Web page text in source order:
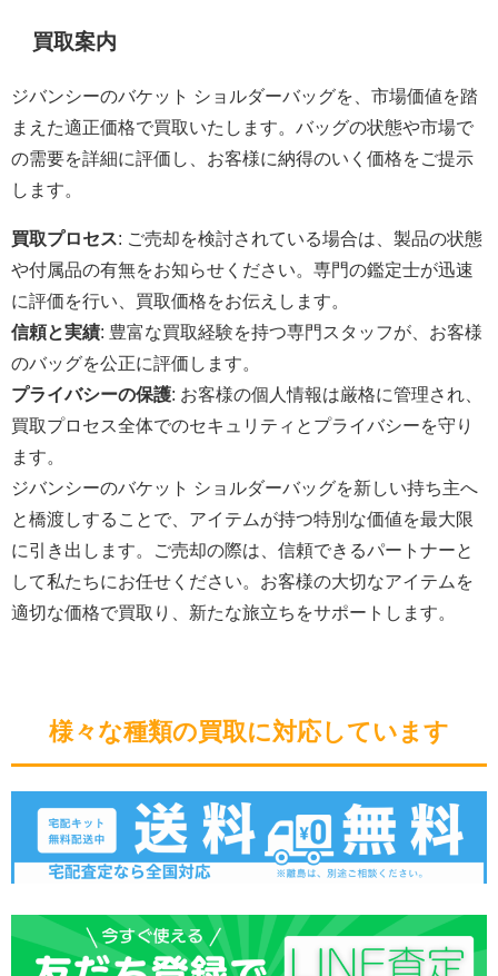
買取案内
ジバンシーのバケット ショルダーバッグを、市場価値を踏
まえた適正価格で買取いたします。バッグの状態や市場で
の需要を詳細に評価し、お客様に納得のいく価格をご提示
します。
買取プロセス: ご売却を検討されている場合は、製品の状態
や付属品の有無をお知らせください。専門の鑑定士が迅速
に評価を行い、買取価格をお伝えします。
信頼と実績: 豊富な買取経験を持つ専門スタッフが、お客様
のバッグを公正に評価します。
プライバシーの保護: お客様の個人情報は厳格に管理され、
買取プロセス全体でのセキュリティとプライバシーを守り
ます。
ジバンシーのバケット ショルダーバッグを新しい持ち主へ
と橋渡しすることで、アイテムが持つ特別な価値を最大限
に引き出します。ご売却の際は、信頼できるパートナーと
して私たちにお任せください。お客様の大切なアイテムを
適切な価格で買取り、新たな旅立ちをサポートします。
様々な種類の買取に対応しています